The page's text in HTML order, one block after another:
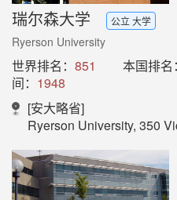
瑞尔森大学 公立 大学
Ryerson University
世界排名： 851 本国排名：
间： 1948
[安大略省]
Ryerson University, 350 Victoria Street,